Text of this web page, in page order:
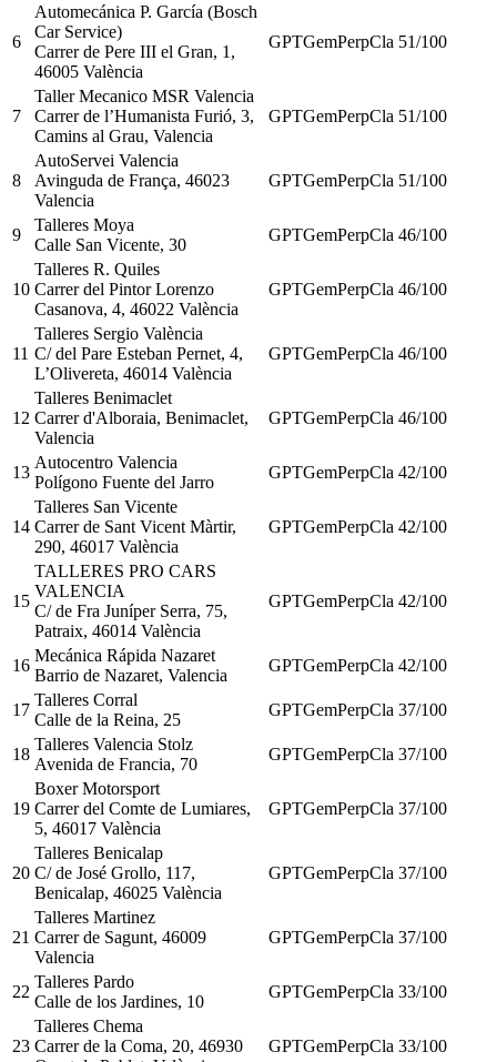
6
Automecánica P. García (Bosch
Car Service)
Carrer de Pere III el Gran, 1,
46005 València
GPTGemPerpCla 51/100
7
Taller Mecanico MSR Valencia
Carrer de l’Humanista Furió, 3,
Camins al Grau, Valencia
GPTGemPerpCla 51/100
8
AutoServei Valencia
Avinguda de França, 46023
Valencia
GPTGemPerpCla 51/100
9
Talleres Moya
Calle San Vicente, 30
GPTGemPerpCla 46/100
10
Talleres R. Quiles
Carrer del Pintor Lorenzo
Casanova, 4, 46022 València
GPTGemPerpCla 46/100
11
Talleres Sergio València
C/ del Pare Esteban Pernet, 4,
L’Olivereta, 46014 València
GPTGemPerpCla 46/100
12
Talleres Benimaclet
Carrer d'Alboraia, Benimaclet,
Valencia
GPTGemPerpCla 46/100
13
Autocentro Valencia
Polígono Fuente del Jarro
GPTGemPerpCla 42/100
14
Talleres San Vicente
Carrer de Sant Vicent Màrtir,
290, 46017 València
GPTGemPerpCla 42/100
15
TALLERES PRO CARS
VALENCIA
C/ de Fra Juníper Serra, 75,
Patraix, 46014 València
GPTGemPerpCla 42/100
16
Mecánica Rápida Nazaret
Barrio de Nazaret, Valencia
GPTGemPerpCla 42/100
17
Talleres Corral
Calle de la Reina, 25
GPTGemPerpCla 37/100
18
Talleres Valencia Stolz
Avenida de Francia, 70
GPTGemPerpCla 37/100
19
Boxer Motorsport
Carrer del Comte de Lumiares,
5, 46017 València
GPTGemPerpCla 37/100
20
Talleres Benicalap
C/ de José Grollo, 117,
Benicalap, 46025 València
GPTGemPerpCla 37/100
21
Talleres Martinez
Carrer de Sagunt, 46009
Valencia
GPTGemPerpCla 37/100
22
Talleres Pardo
Calle de los Jardines, 10
GPTGemPerpCla 33/100
23
Talleres Chema
Carrer de la Coma, 20, 46930
GPTGemPerpCla 33/100